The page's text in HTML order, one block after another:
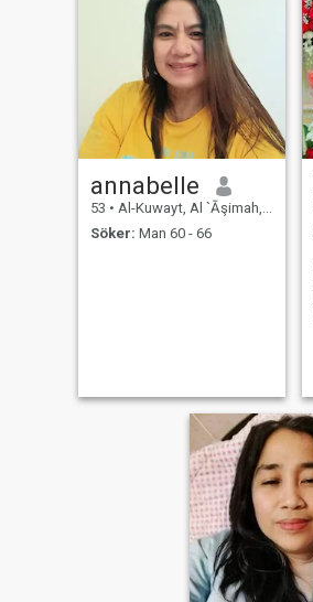
annabelle
53 • Al-Kuwayt, Al `Āşimah, Kuwait
Söker: Man 60 - 66